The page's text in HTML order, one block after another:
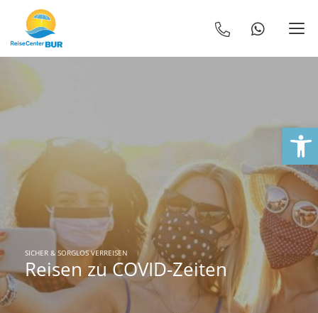
SICHER & SORGLOS VERREISEN
Reisen zu COVID-Zeiten